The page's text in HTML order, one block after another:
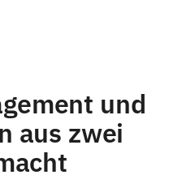
und
aus zwei